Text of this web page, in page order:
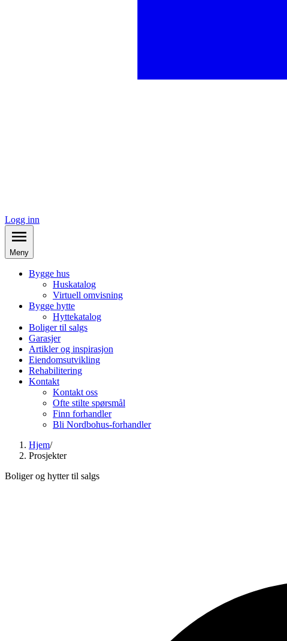
Logg inn
Meny
Bygge hus
Huskatalog
Virtuell omvisning
Bygge hytte
Hyttekatalog
Boliger til salgs
Garasjer
Artikler og inspirasjon
Eiendomsutvikling
Rehabilitering
Kontakt
Kontakt oss
Ofte stilte spørsmål
Finn forhandler
Bli Nordbohus-forhandler
Hjem/
Prosjekter
Boliger og hytter til salgs